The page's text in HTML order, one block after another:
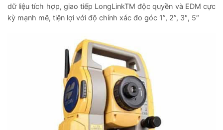
dữ liệu tích hợp, giao tiếp LongLinkTM độc quyền và EDM cực
kỳ mạnh mẽ, tiện lợi với độ chính xác đo góc 1”, 2”, 3″, 5″